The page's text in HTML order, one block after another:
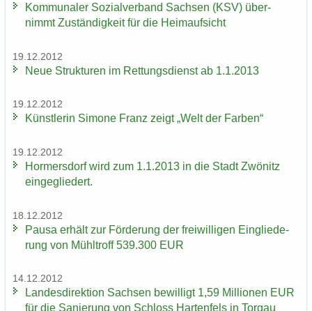
Kom­mu­na­ler So­zi­al­ver­band Sach­sen (KSV) über­
nimmt Zu­stän­dig­keit für die Heim­auf­sicht
19.12.2012
Neue Struk­tu­ren im Ret­tungs­dienst ab 1.1.2013
19.12.2012
Künst­le­rin Si­mo­ne Franz zeigt „Welt der Far­ben“
19.12.2012
Hor­mers­dorf wird zum 1.1.2013 in die Stadt Zwö­nitz
ein­ge­glie­dert.
18.12.2012
Pausa er­hält zur För­de­rung der frei­wil­li­gen Ein­glie­de­
rung von Mühl­troff 539.300 EUR
14.12.2012
Lan­des­di­rek­ti­on Sach­sen be­wil­ligt 1,59 Mil­lio­nen EUR
für die Sa­nie­rung von Schloss Har­ten­fels in Tor­gau